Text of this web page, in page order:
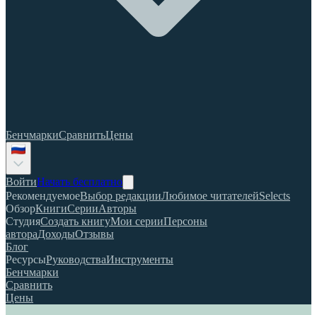
БенчмаркиСравнитьЦены
ВойтиНачать бесплатно
РекомендуемоеВыбор редакцииЛюбимое читателейSelects
ОбзорКнигиСерииАвторы
СтудияСоздать книгуМои серииПерсоны
автораДоходыОтзывы
Блог
РесурсыРуководстваИнструменты
Бенчмарки
Сравнить
Цены